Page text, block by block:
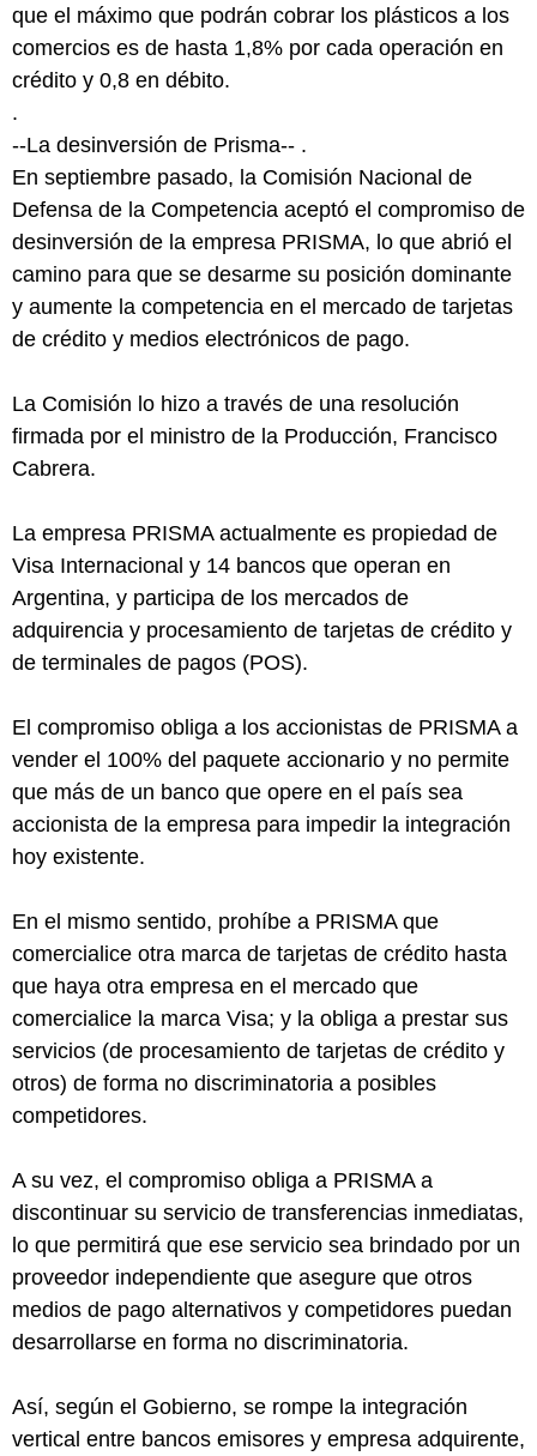
que el máximo que podrán cobrar los plásticos a los
comercios es de hasta 1,8% por cada operación en
crédito y 0,8 en débito.
.
--La desinversión de Prisma-- .
En septiembre pasado, la Comisión Nacional de
Defensa de la Competencia aceptó el compromiso de
desinversión de la empresa PRISMA, lo que abrió el
camino para que se desarme su posición dominante
y aumente la competencia en el mercado de tarjetas
de crédito y medios electrónicos de pago.
La Comisión lo hizo a través de una resolución
firmada por el ministro de la Producción, Francisco
Cabrera.
La empresa PRISMA actualmente es propiedad de
Visa Internacional y 14 bancos que operan en
Argentina, y participa de los mercados de
adquirencia y procesamiento de tarjetas de crédito y
de terminales de pagos (POS).
El compromiso obliga a los accionistas de PRISMA a
vender el 100% del paquete accionario y no permite
que más de un banco que opere en el país sea
accionista de la empresa para impedir la integración
hoy existente.
En el mismo sentido, prohíbe a PRISMA que
comercialice otra marca de tarjetas de crédito hasta
que haya otra empresa en el mercado que
comercialice la marca Visa; y la obliga a prestar sus
servicios (de procesamiento de tarjetas de crédito y
otros) de forma no discriminatoria a posibles
competidores.
A su vez, el compromiso obliga a PRISMA a
discontinuar su servicio de transferencias inmediatas,
lo que permitirá que ese servicio sea brindado por un
proveedor independiente que asegure que otros
medios de pago alternativos y competidores puedan
desarrollarse en forma no discriminatoria.
Así, según el Gobierno, se rompe la integración
vertical entre bancos emisores y empresa adquirente,